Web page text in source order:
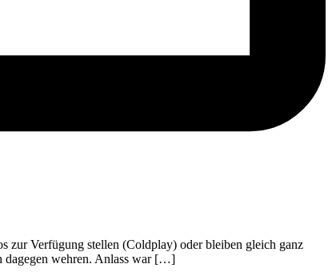
zur Verfügung stellen (Coldplay) oder bleiben gleich ganz
dagegen wehren. Anlass war […]